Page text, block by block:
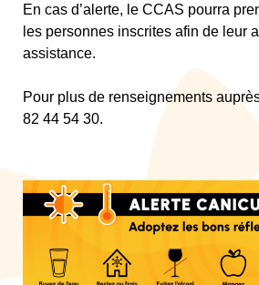
En cas d’alerte, le CCAS pourra
les personnes inscrites afin de leur
assistance.
Pour plus de renseignements
82 44 54 30.